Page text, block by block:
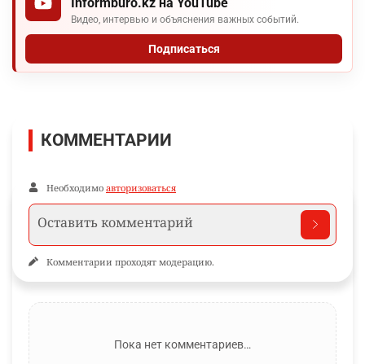
Видео, интервью и объяснения важных событий.
Подписаться
КОММЕНТАРИИ
Необходимо авторизоваться
Комментарии проходят модерацию.
Пока нет комментариев…